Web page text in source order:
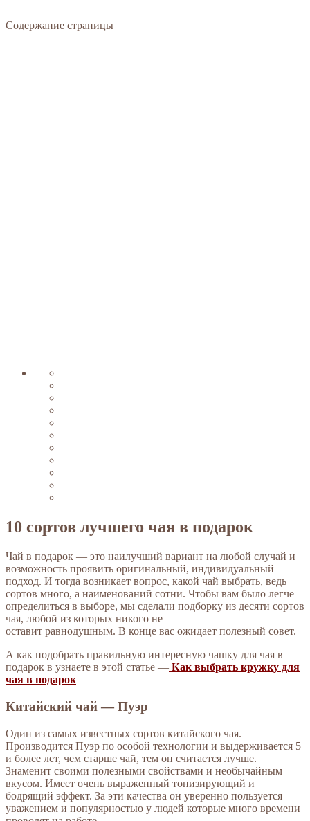
Содержание страницы
10 сортов лучшего чая в подарок
Чай в подарок — это наилучший вариант на любой случай и
возможность проявить оригинальный, индивидуальный
подход. И тогда возникает вопрос, какой чай выбрать, ведь
сортов много, а наименований сотни. Чтобы вам было легче
определиться в выборе, мы сделали подборку из десяти сортов
чая, любой из которых никого не
оставит равнодушным. В конце вас ожидает полезный совет.
А как подобрать правильную интересную чашку для чая в
подарок в узнаете в этой статье — Как выбрать кружку для
чая в подарок
Китайский чай — Пуэр
Один из самых известных сортов китайского чая.
Производится Пуэр по особой технологии и выдерживается 5
и более лет, чем старше чай, тем он считается лучше.
Знаменит своими полезными свойствами и необычайным
вкусом. Имеет очень выраженный тонизирующий и
бодрящий эффект. За эти качества он уверенно пользуется
уважением и популярностью у людей которые много времени